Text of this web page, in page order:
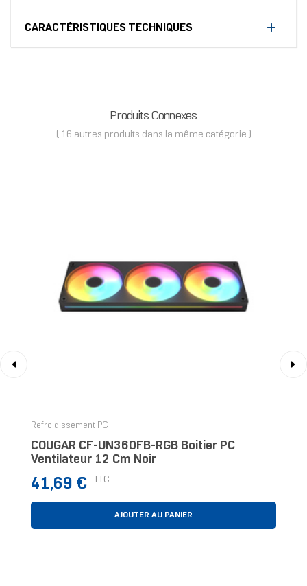
CARACTÉRISTIQUES TECHNIQUES
Produits Connexes
( 16 autres produits dans la même catégorie )
Refroidissement PC
COUGAR CF-UN360FB-RGB Boitier PC
Ventilateur 12 Cm Noir
Prix
41,69 € TTC
AJOUTER AU PANIER